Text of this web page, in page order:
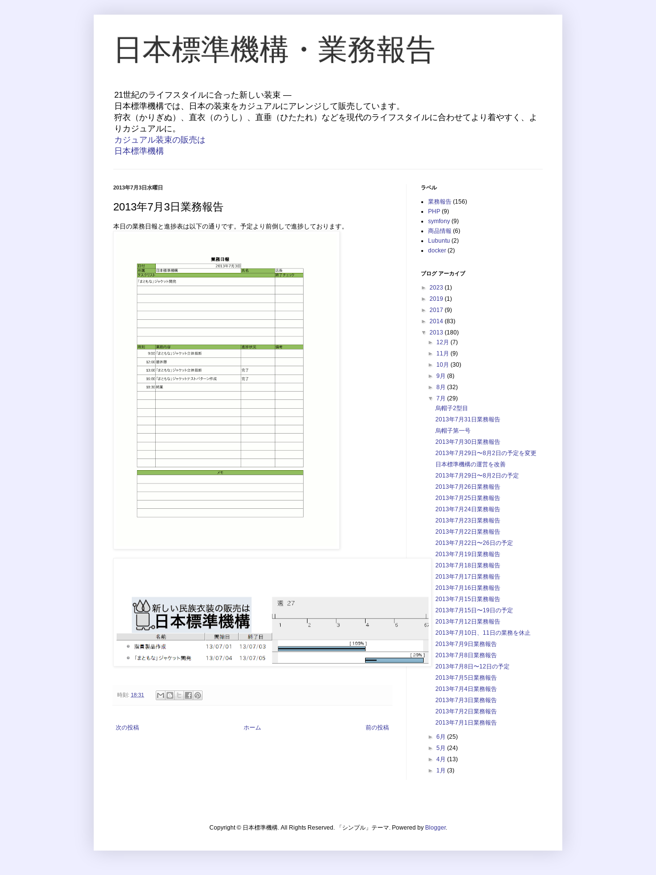
日本標準機構・業務報告
21世紀のライフスタイルに合った新しい装束 ―
日本標準機構では、日本の装束をカジュアルにアレンジして販売しています。
狩衣（かりぎぬ）、直衣（のうし）、直垂（ひたたれ）などを現代のライフスタイルに合わせてより着やすく、よ
りカジュアルに。
カジュアル装束の販売は
日本標準機構
2013年7月3日水曜日
2013年7月3日業務報告
本日の業務日報と進捗表は以下の通りです。予定より前倒しで進捗しております。
時刻: 18:31
次の投稿 前の投稿
ホーム
ラベル
業務報告 (156)
PHP (9)
symfony (9)
商品情報 (6)
Lubuntu (2)
docker (2)
ブログ アーカイブ
► 2023 (1)
► 2019 (1)
► 2017 (9)
► 2014 (83)
▼ 2013 (180)
► 12月(7)
► 11月(9)
► 10月(30)
►9月(8)
►8月(32)
▼7月(29)
烏帽子2型目
2013年7月31日業務報告
烏帽子第一号
2013年7月30日業務報告
2013年7月29日〜8月2日の予定を変更
日本標準機構の運営を改善
2013年7月29日〜8月2日の予定
2013年7月26日業務報告
2013年7月25日業務報告
2013年7月24日業務報告
2013年7月23日業務報告
2013年7月22日業務報告
2013年7月22日〜26日の予定
2013年7月19日業務報告
2013年7月18日業務報告
2013年7月17日業務報告
2013年7月16日業務報告
2013年7月15日業務報告
2013年7月15日〜19日の予定
2013年7月12日業務報告
2013年7月10日、11日の業務を休止
2013年7月9日業務報告
2013年7月8日業務報告
2013年7月8日〜12日の予定
2013年7月5日業務報告
2013年7月4日業務報告
2013年7月3日業務報告
2013年7月2日業務報告
2013年7月1日業務報告
►6月(25)
►5月(24)
►4月(13)
► 1月(3)
Copyright © 日本標準機構. All Rights Reserved. 「シンプル」テーマ. Powered by Blogger.